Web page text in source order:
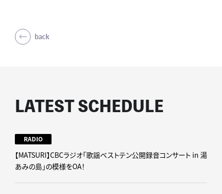
back
LATEST SCHEDULE
RADIO
【MATSURI】CBCラジオ「歌謡ベストテン公開録音コンサート in 湯
あみの島」の模様をOA！